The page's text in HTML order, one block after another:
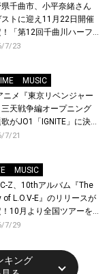
千曲市、小平奈緒さん
ストに迎え11月22日開催
「第12回千曲川ハーフ
ン」エントリー受付開
7/23
MUSIC
ニメ『東京リベンジャー
三天戦争編オープニング
歌がJO1「IGNITE」に決
ンバー全員から喜びと
上映会を開催！
7/21
MUSIC
Z、10thアルバム『The
of L.O.V-E』のリリースが
10月より全国ツアーを
7/29
キング